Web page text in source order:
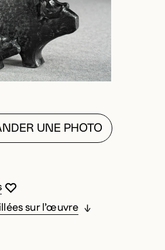
SUR CETTE IMAGE
UNE PHOTO
être connecté pour ajouter
modale
modale
sur l’œuvre